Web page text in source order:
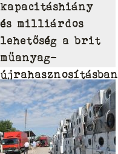
kapacitáshiány
és milliárdos
lehetőség a brit
műanyag-
újrahasznosításban